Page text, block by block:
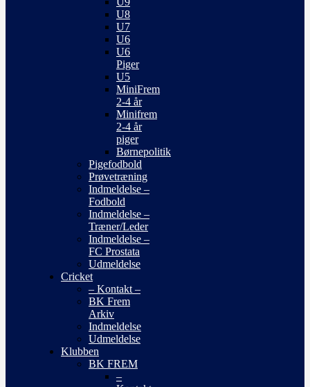
U8
U7
U6
U6
Piger
U5
MiniFrem
2-4 år
Minifrem
2-4 år
piger
Børnepolitik
Pigefodbold
Prøvetræning
Indmeldelse –
Fodbold
Indmeldelse –
Træner/Leder
Indmeldelse –
FC Prostata
Udmeldelse
Cricket
– Kontakt –
BK Frem
Arkiv
Indmeldelse
Udmeldelse
Klubben
BK FREM
–